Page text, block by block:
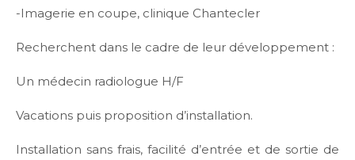
-Imagerie en coupe, clinique Chantecler
Recherchent dans le cadre de leur développement :
Un médecin radiologue H/F
Vacations puis proposition d’installation.
Installation sans frais, facilité d’entrée et de sortie de